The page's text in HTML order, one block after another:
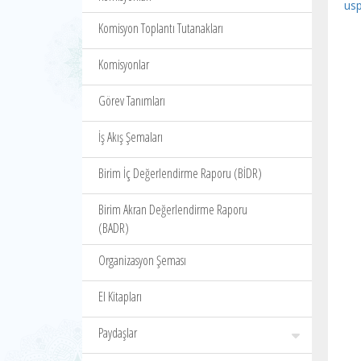
Komisyon Toplantı Tutanakları
Komisyonlar
Görev Tanımları
İş Akış Şemaları
Birim İç Değerlendirme Raporu (BİDR)
Birim Akran Değerlendirme Raporu
(BADR)
Organizasyon Şeması
El Kitapları
Paydaşlar